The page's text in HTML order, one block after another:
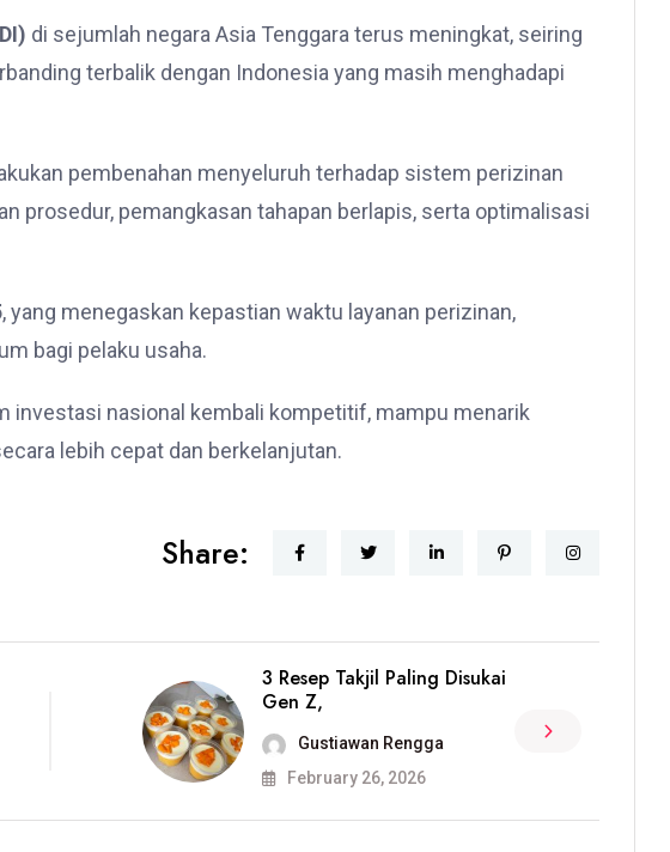
di sejumlah negara Asia Tenggara terus meningkat, seiring
terbalik dengan Indonesia yang masih menghadapi
pembenahan menyeluruh terhadap sistem perizinan
prosedur, pemangkasan tahapan berlapis, serta optimalisasi
, yang menegaskan kepastian waktu layanan perizinan,
bagi pelaku usaha.
investasi nasional kembali kompetitif, mampu menarik
lebih cepat dan berkelanjutan.
Share:
3 Resep Takjil Paling Disukai
Gen Z,
Gustiawan Rengga
February 26, 2026